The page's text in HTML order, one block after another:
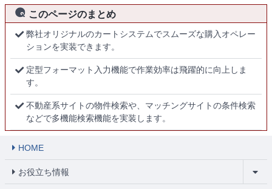
このページのまとめ
弊社オリジナルのカートシステムでスムーズな購入オペレー
ションを実装できます。
定型フォーマット入力機能で作業効率は飛躍的に向上しま
す。
不動産系サイトの物件検索や、マッチングサイトの条件検索
などで多機能検索機能を実装します。
HOME
お役立ち情報